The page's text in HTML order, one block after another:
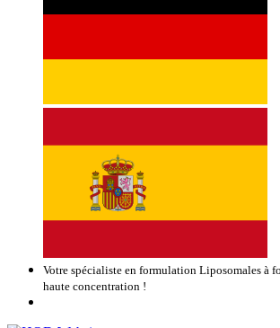
Votre spécialiste en formulation Liposomales à
haute concentration !